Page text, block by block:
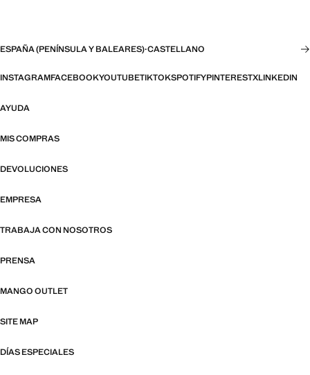
ESPAÑA (PENÍNSULA Y BALEARES)·CASTELLANO
INSTAGRAMFACEBOOKYOUTUBETIKTOKSPOTIFYPINTERESTXLINKEDIN
AYUDA
MIS COMPRAS
DEVOLUCIONES
EMPRESA
TRABAJA CON NOSOTROS
PRENSA
MANGO OUTLET
SITE MAP
DÍAS ESPECIALES